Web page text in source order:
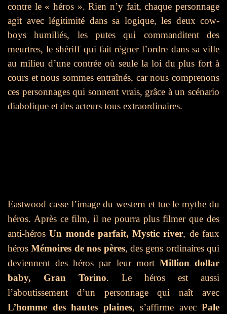
contre le « héros ». Rien n’y fait, chaque personnage
agit avec légitimité dans sa logique, les deux cow-
boys humiliés, les putes qui commanditent des
meurtres, le shériff qui fait régner l’ordre dans sa ville
au milieu d’une contrée où seule la loi du plus fort à
cours et nous sommes entraînés, car nous comprenons
ces personnages qui sonnent vrais, grâce à un scénario
diabolique et des acteurs tous extraordinaires.
Eastwood casse l’image du western et tue le mythe du
héros. Après ce film, il ne pourra plus filmer que des
anti-hérosUn monde parfait, Mystic river, de faux
hérosMémoires de nos pères, des gens ordinaires qui
deviennent des héros par leur mort Million dollar
baby, Gran Torino. Le héros est aussi
l’aboutissement d’un personnage qui naît avec
L’homme des hautes plaines, s’affirme avec Pale